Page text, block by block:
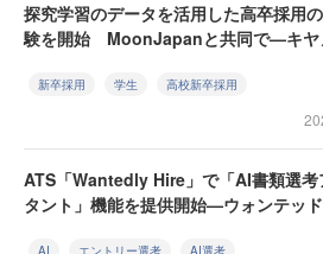
探究学習のデータを活用した高卒採用
験を開始 MoonJapanと共同で—キヤ
新卒採用 学生 高校新卒採用
ATS「Wantedly Hire」で「AI書類選考
タント」機能を提供開始—ウォンテッ
AI エントリー選考 AI選考